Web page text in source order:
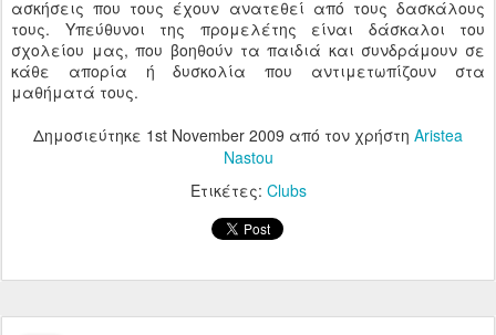
ασκήσεις που τους έχουν ανατεθεί από τους δασκάλους
τους. Υπεύθυνοι της προμελέτης είναι δάσκαλοι του
σχολείου μας, που βοηθούν τα παιδιά και συνδράμουν σε
κάθε απορία ή δυσκολία που αντιμετωπίζουν στα
μαθήματά τους.
Δημοσιεύτηκε 1st November 2009 από τον χρήστη Aristea
Nastou
Ετικέτες: Clubs